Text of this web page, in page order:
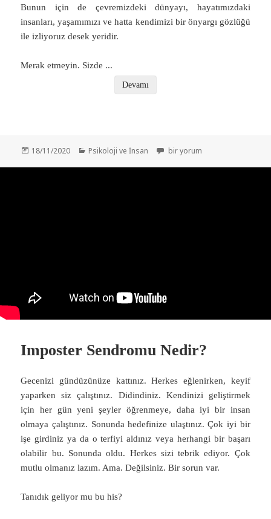
Bunun için de çevremizdeki dünyayı, hayatımızdaki
insanları, yaşamımızı ve hatta kendimizi bir önyargı gözlüğü
ile izliyoruz desek yeridir.
Merak etmeyin. Sizde ...
Devamı
Yayın
18/11/2020 Kategoriler
Psikoloji ve İnsan Beynin Sana Yalan Söylüyor! –
bir yorum
Imposter Sendromu Nedir?
Gecenizi gündüzünüze kattınız. Herkes eğlenirken, keyif
yaparken siz çalıştınız. Didindiniz. Kendinizi geliştirmek
için her gün yeni şeyler öğrenmeye, daha iyi bir insan
olmaya çalıştınız. Sonunda hedefinize ulaştınız. Çok iyi bir
işe girdiniz ya da o terfiyi aldınız veya herhangi bir başarı
olabilir bu. Sonunda oldu. Herkes sizi tebrik ediyor. Çok
mutlu olmanız lazım. Ama. Değilsiniz. Bir sorun var.
Tanıdık geliyor mu bu his?